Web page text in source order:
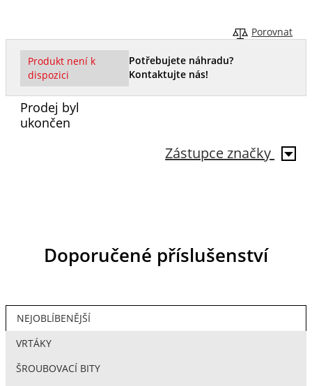
Porovnat
Produkt není k
dispozici
Prodej byl
ukončen
Potřebujete náhradu?
Kontaktujte nás!
Zástupce značky
Doporučené příslušenství
NEJOBLÍBENĚJŠÍ
VRTÁKY
ŠROUBOVACÍ BITY